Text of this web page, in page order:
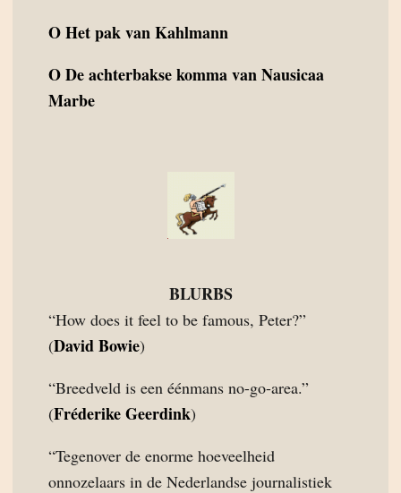
OHet pak van Kahlmann
ODe achterbakse komma van Nausicaa
Marbe
BLURBS
“How does it feel to be famous, Peter?”
(David Bowie)
“Breedveld is een éénmans no-go-area.”
(Fréderike Geerdink)
“Tegenover de enorme hoeveelheid
onnozelaars in de Nederlandse journalistiek